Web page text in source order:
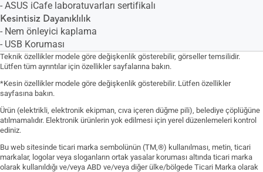
- ASUS iCafe laboratuvarları sertifikalı
Kesintisiz Dayanıklılık
- Nem önleyici kaplama
- USB Koruması
Teknik özellikler modele göre değişkenlik gösterebilir, görseller temsilidir.
Lütfen tüm ayrıntılar için özellikler sayfalarına bakın.
*Kesin özellikler modele göre değişkenlik gösterebilir. Lütfen özellikler
sayfasına bakın.
Ürün (elektrikli, elektronik ekipman, cıva içeren düğme pili), belediye çöplüğüne
atılmamalıdır. Elektronik ürünlerin yok edilmesi için yerel düzenlemeleri kontrol
ediniz.
Bu web sitesinde ticari marka sembolünün (TM,®) kullanılması, metin, ticari
markalar, logolar veya sloganların ortak yasalar koruması altında ticari marka
olarak kullanıldığı ve/veya ABD ve/veya diğer ülke/bölgede Ticari Marka olarak